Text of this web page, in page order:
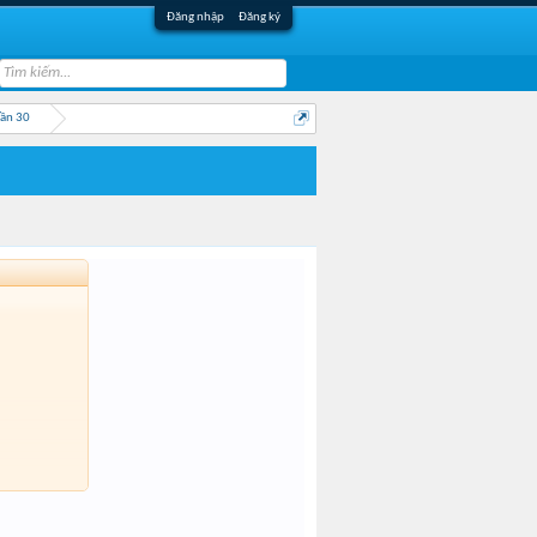
Đăng nhập Đăng ký
30